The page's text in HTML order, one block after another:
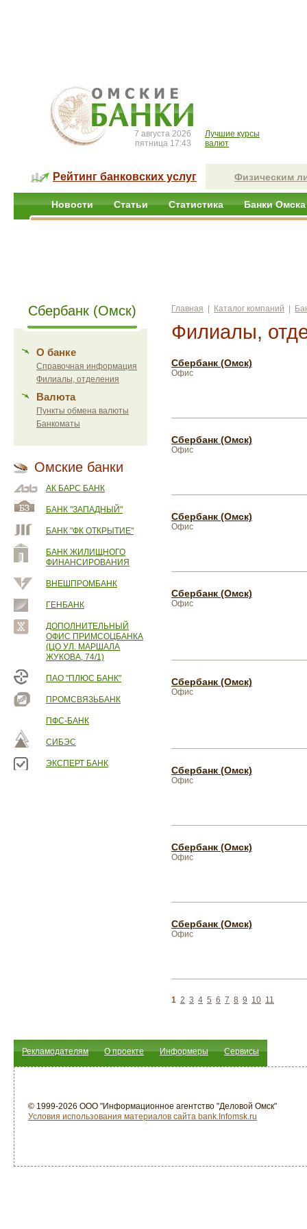
7 августа 2026
пятница 17:43
Лучшие курсы
валют
Рейтинг банковских услуг Физическим
Новости Статьи Статистика Банки Омска
Сбербанк (Омск)
О банке
Справочная информация
Филиалы, отделения
Валюта
Пункты обмена валюты
Банкоматы
Омские банки
АК БАРС БАНК
БАНК "ЗАПАДНЫЙ"
БАНК "ФК ОТКРЫТИЕ"
БАНК ЖИЛИЩНОГО
ФИНАНСИРОВАНИЯ
ВНЕШПРОМБАНК
ГЕНБАНК
ДОПОЛНИТЕЛЬНЫЙ
ОФИС ПРИМСОЦБАНКА
(ЦО УЛ. МАРШАЛА
ЖУКОВА, 74/1)
ПАО "ПЛЮС БАНК"
ПРОМСВЯЗЬБАНК
ПФС-БАНК
СИБЭС
ЭКСПЕРТ БАНК
Главная Каталог компаний
Филиалы,
Сбербанк (Омск)
Офис
Сбербанк (Омск)
Офис
Сбербанк (Омск)
Офис
Сбербанк (Омск)
Офис
Сбербанк (Омск)
Офис
Сбербанк (Омск)
Офис
Сбербанк (Омск)
Офис
Сбербанк (Омск)
Офис
1 2 3 4 5 6 7 8 9 10 11
Рекламодателям О проекте Информеры Сервисы
© 1999-2026 ООО "Информационное агентство "Деловой Омск"
Условия использования материалов сайта bank.Infomsk.ru